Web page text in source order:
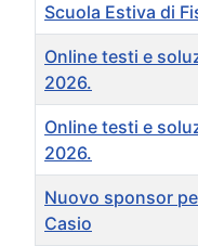
Scuola Estiva di
Online testi e
2026.
Online testi e
2026.
Nuovo sponsor
Casio